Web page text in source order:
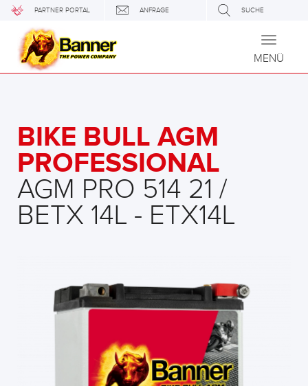
PARTNER PORTAL ANFRAGE SUCHE
Toggle
MENÜ
BIKE BULL AGM
PROFESSIONAL
AGM PRO 514 21 /
BETX 14L - ETX14L